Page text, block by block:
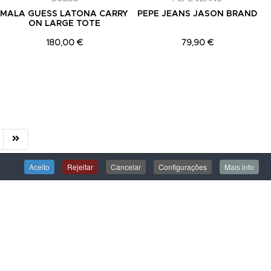
MALA GUESS LATONA CARRY
ON LARGE TOTE
180,00 €
PEPE JEANS JASON BRAND
79,90 €
Aceito Rejeitar Cancelar Configurações Mais info